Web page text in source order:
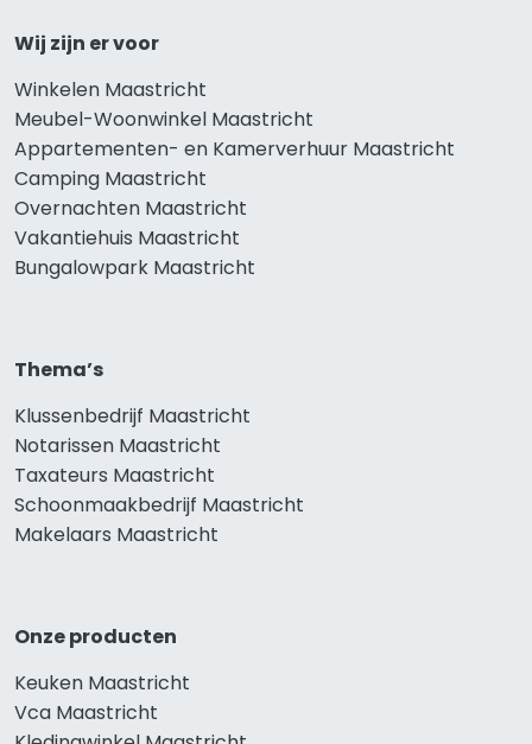
Wij zijn er voor
Winkelen Maastricht
Meubel-Woonwinkel Maastricht
Appartementen- en Kamerverhuur Maastricht
Camping Maastricht
Overnachten Maastricht
Vakantiehuis Maastricht
Bungalowpark Maastricht
Thema’s
Klussenbedrijf Maastricht
Notarissen Maastricht
Taxateurs Maastricht
Schoonmaakbedrijf Maastricht
Makelaars Maastricht
Onze producten
Keuken Maastricht
Vca Maastricht